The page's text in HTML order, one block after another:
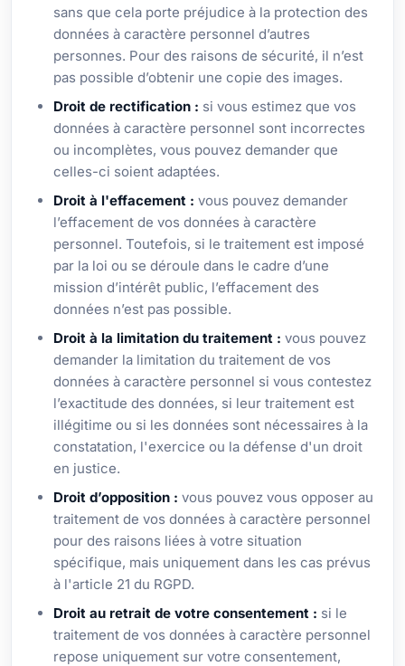
sans que cela porte préjudice à la protection des
données à caractère personnel d’autres
personnes. Pour des raisons de sécurité, il n’est
pas possible d’obtenir une copie des images.
Droit de rectification : si vous estimez que vos
données à caractère personnel sont incorrectes
ou incomplètes, vous pouvez demander que
celles-ci soient adaptées.
Droit à l'effacement : vous pouvez demander
l’effacement de vos données à caractère
personnel. Toutefois, si le traitement est imposé
par la loi ou se déroule dans le cadre d’une
mission d’intérêt public, l’effacement des
données n’est pas possible.
Droit à la limitation du traitement : vous pouvez
demander la limitation du traitement de vos
données à caractère personnel si vous contestez
l’exactitude des données, si leur traitement est
illégitime ou si les données sont nécessaires à la
constatation, l'exercice ou la défense d'un droit
en justice.
Droit d’opposition : vous pouvez vous opposer au
traitement de vos données à caractère personnel
pour des raisons liées à votre situation
spécifique, mais uniquement dans les cas prévus
à l'article 21 du RGPD.
Droit au retrait de votre consentement : si le
traitement de vos données à caractère personnel
repose uniquement sur votre consentement,